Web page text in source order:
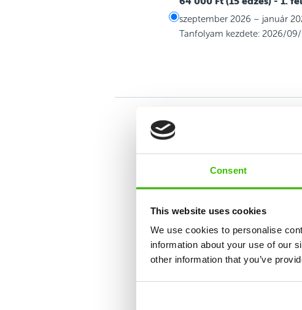
Consent
This website uses cookies
We use cookies to personalise
information about your use of our
other information that you’ve
szeptember 2026 – január
Tanfolyam kezdete: 2026/
Első találkozás az